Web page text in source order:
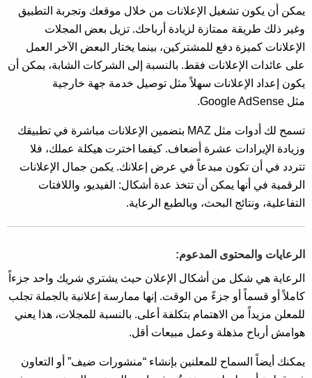
يمكن أن يكون تشغيل الإعلانات من خلال موقعك وتجربة التطبيق
وغير ذلك طريقة ممتازة لزيادة أرباحك. تزيل بعض المجلات
الإعلانات كميزة دفع للمشتركين، بينما يختار البعض الآخر العمل
على عائدات الإعلانات فقط. بالنسبة إلى الشركات الشابة، يمكن أن
يكون إعداد الإعلانات سهلاً مثل توصيل خدمة جهة خارجية
مثل Google AdSense.
تسمح لك أدوات مثل MAZ بتضمين الإعلانات مباشرة في تطبيقك
وزيادة الإيرادات عشرة أضعاف. كيفما اخترت هيكلة عملك، فلا
تتردد في أن تكون مبدعاً في عرض إعلانك. يكمن جمال الإعلانات
الرقمية في أنها يمكن أن تتخذ عدة أشكال: الفيديو، واللافتات
التفاعلية، ونتائج البحث، وبالطبع الرعاية.
الرعايات والمحتوى المدعوم:
الرعاية هي شكل من أشكال الإعلان حيث يشتري شريك واحد جزءاً
كاملاً أو قسماً أو جزءً من الوقت. إنها ممارسة إعلانية بالجملة تجلب
للمعلن مزيداً من الاهتمام بتكلفة أعلى. بالنسبة للمجلات، هذا يعني
هوامش أرباح مذهلة وعمل مبيعات أقل.
يمكنك أيضاً السماح للمعلنين بإنشاء “منشورات ضيف” أو التعاون